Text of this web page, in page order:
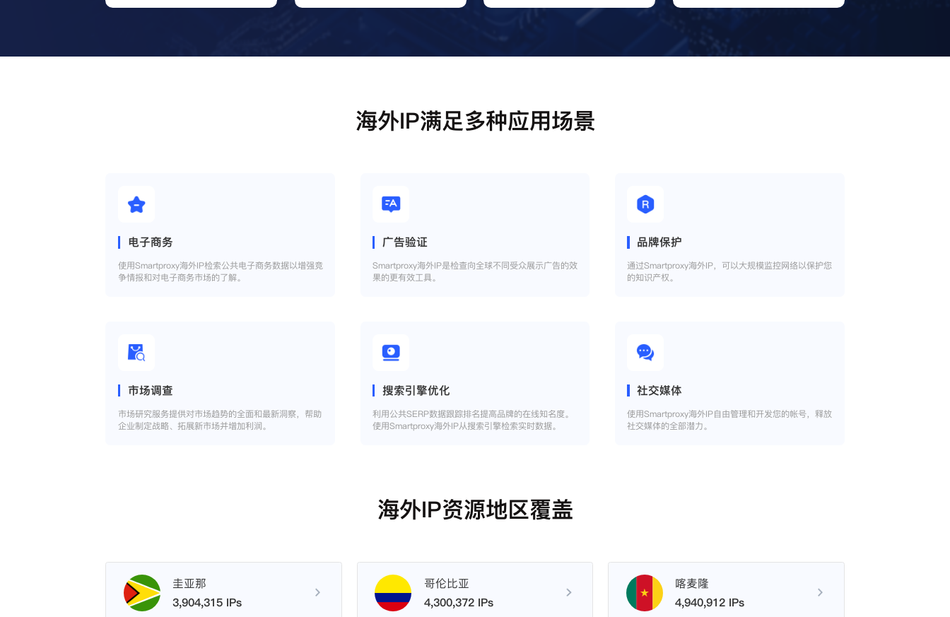
海外IP满足多种应用场景
电子商务
使用Smartproxy海外IP检索公共电子商务数据以增强竞
争情报和对电子商务市场的了解。
广告验证
Smartproxy海外IP是检查向全球不同受众展示广告的效
果的更有效工具。
品牌保护
通过Smartproxy海外IP，可以大规模监控网络以保护您
的知识产权。
市场调查
市场研究服务提供对市场趋势的全面和最新洞察，帮助
企业制定战略、拓展新市场并增加利润。
搜索引擎优化
利用公共SERP数据跟踪排名提高品牌的在线知名度。
使用Smartproxy海外IP从搜索引擎检索实时数据。
社交媒体
使用Smartproxy海外IP自由管理和开发您的帐号，释放
社交媒体的全部潜力。
海外IP资源地区覆盖
圭亚那
3,904,315 IPs
哥伦比亚
4,300,372 IPs
喀麦隆
4,940,912 IPs